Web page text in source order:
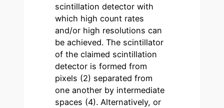
scintillation detector with
which high count rates
and/or high resolutions can
be achieved. The scintillator
of the claimed scintillation
detector is formed from
pixels (2) separated from
one another by intermediate
spaces (4). Alternatively, or